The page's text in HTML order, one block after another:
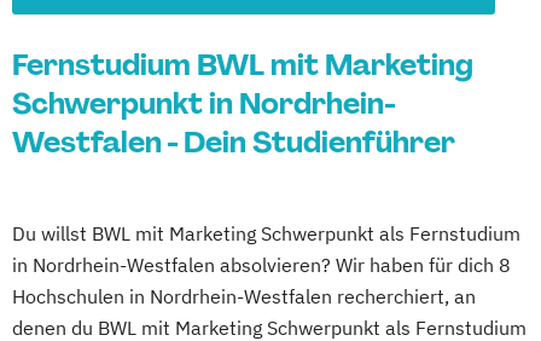
Fernstudium BWL mit Marketing
Schwerpunkt in Nordrhein-
Westfalen - Dein Studienführer
Du willst BWL mit Marketing Schwerpunkt als Fernstudium
in Nordrhein-Westfalen absolvieren? Wir haben für dich 8
Hochschulen in Nordrhein-Westfalen recherchiert, an
denen du BWL mit Marketing Schwerpunkt als Fernstudium